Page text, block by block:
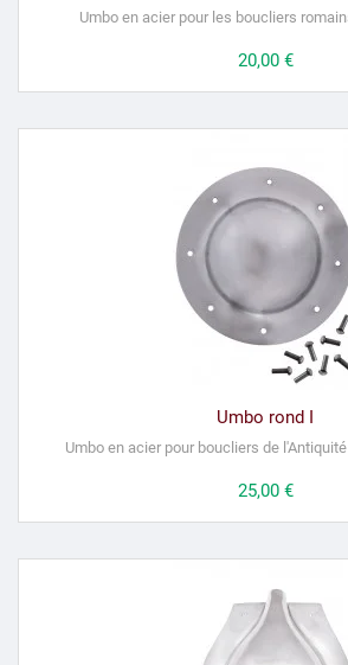
Umbo en acier pour les boucliers
Prix
20,00 €
Umbo rond I
Umbo en acier pour boucliers de
Prix
25,00 €